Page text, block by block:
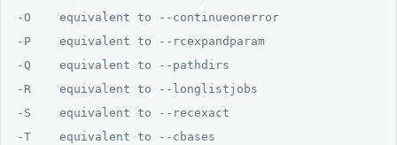
-O    equivalent to --continueonerror
-P    equivalent to --rcexpandparam
-Q    equivalent to --pathdirs
-R    equivalent to --longlistjobs
-S    equivalent to --recexact
-T    equivalent to --cbases